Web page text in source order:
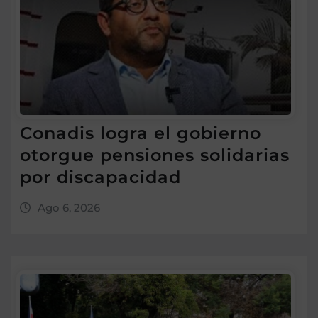
Conadis logra el gobierno
otorgue pensiones solidarias
por discapacidad
Ago 6, 2026